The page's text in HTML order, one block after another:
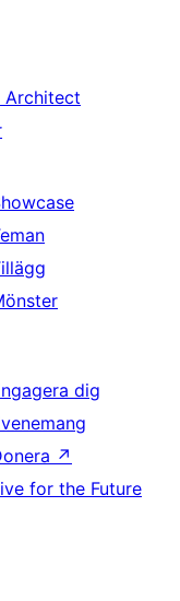
Architect
dig
↗
for the Future